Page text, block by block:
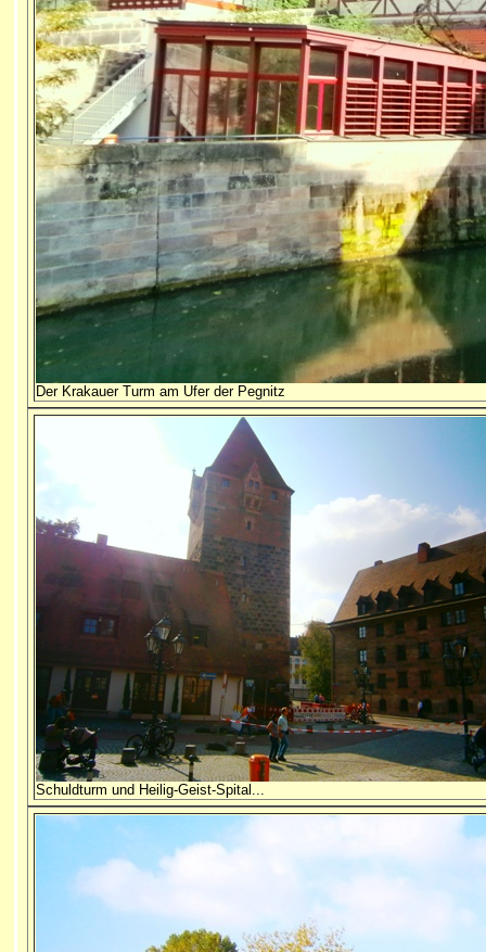
Der Krakauer Turm am Ufer der Pegnitz
Schuldturm und Heilig-Geist-Spital...